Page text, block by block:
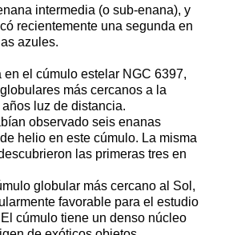
intermedia (o sub-enana), y
recientemente una segunda en
azules.
en el cúmulo estelar NGC 6397,
más cercanos a la
luz de distancia.
observado seis enanas
helio en este cúmulo. La misma
las primeras tres en
globular más cercano al Sol,
favorable para el estudio
cúmulo tiene un denso núcleo